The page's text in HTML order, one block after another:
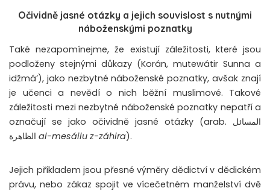
Očividně jasné otázky a jejich souvislost s nutnými
náboženskými poznatky
Také nezapomínejme, že existují záležitosti, které jsou
podloženy stejnými důkazy (Korán, mutewátir Sunna a
idžmá’), jako nezbytné náboženské poznatky, avšak znají
je učenci a nevědí o nich běžní muslimové. Takové
záležitosti mezi nezbytné náboženské poznatky nepatří a
označují se jako očividně jasné otázky (arab. المسائل
al-mesáilu z-záhira).
Jejich příkladem jsou přesné výměry dědictví v dědickém
právu, nebo zákaz spojit ve vícečetném manželství dvě